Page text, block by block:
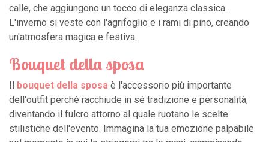
calle, che aggiungono un tocco di eleganza classica.
L'inverno si veste con l'agrifoglio e i rami di pino, creando
un'atmosfera magica e festiva.
Bouquet della sposa
Il bouquet della sposa è l'accessorio più importante
dell'outfit perché racchiude in sé tradizione e personalità,
diventando il fulcro attorno al quale ruotano le scelte
stilistiche dell'evento. Immagina la tua emozione palpabile